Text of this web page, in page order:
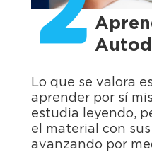
Lo que se valora
aprender por sí
estudia leyendo,
el material con
avanzando por